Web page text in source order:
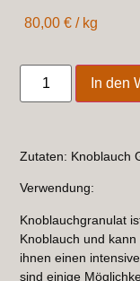
80,00€ / kg
In den
Zutaten: Knoblauch
Verwendung:
Knoblauchgranulat
Knoblauch und
ihnen einen
sind einige